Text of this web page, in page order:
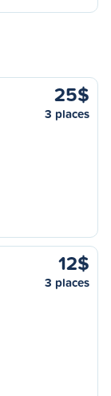
25$
3 places
12$
3 places